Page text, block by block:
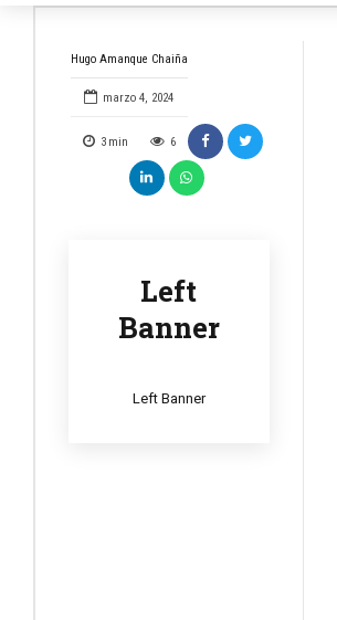
Hugo Amanque Chaiña
marzo 4, 2024
3 min 6
Left
Banner
Left Banner